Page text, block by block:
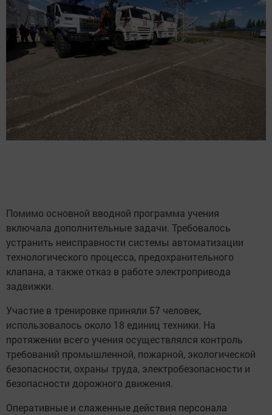
Помимо основной вводной программа учения
включала дополнительные задачи. Требовалось
устранить неисправности системы автоматизации
технологического процесса, предохранительного
клапана, а также отказ в работе электропривода
задвижки.
Участие в тренировке приняли 57 человек,
использовалось около 18 единиц техники. На
протяжении всего учения осуществлялся контроль
требований промышленной, пожарной, экологической
безопасности, охраны труда, электробезопасности и
безопасности дорожного движения.
Оперативные и слаженные действия персонала